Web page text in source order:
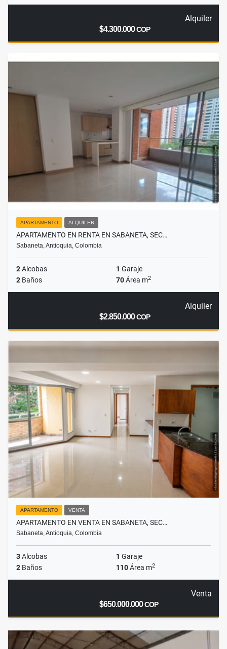
Alquiler
$4.300.000COP
APARTAMENTO ALQUILER
APARTAMENTO EN RENTA EN SABANETA, SEC…
Sabaneta, Antioquia, Colombia
2Alcobas 1 Garaje
2 Baños 70Área m2
Alquiler
$2.850.000COP
APARTAMENTO VENTA
APARTAMENTO EN VENTA EN SABANETA, SEC…
Sabaneta, Antioquia, Colombia
3Alcobas 1 Garaje
2 Baños 110Área m2
Venta
$650.000.000COP